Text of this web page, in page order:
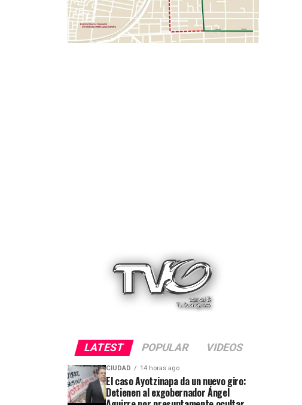
LATEST POPULAR VIDEOS
CIUDAD 14 horas ago
El caso Ayotzinapa da un nuevo giro:
Detienen al exgobernador Ángel